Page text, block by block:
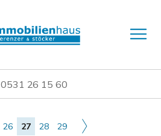
0531 26 15 60
26 27 28 29